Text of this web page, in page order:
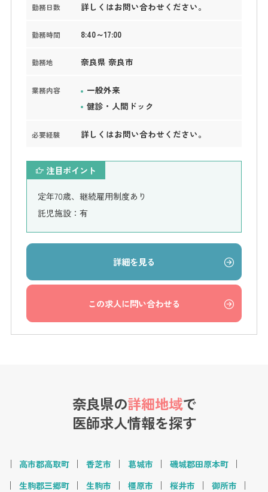
勤務日数 詳しくはお問い合わせください。
勤務時間 8:40～17:00
勤務地 奈良県 奈良市
業務内容
一般外来
健診・人間ドック
必要経験 詳しくはお問い合わせください。
注目ポイント
定年70歳、継続雇用制度あり
託児施設：有
詳細を見る
この求人に問い合わせる
奈良県の詳細地域で
医師求人情報を探す
高市郡高取町 香芝市 葛城市
磯城郡田原本町
生駒郡三郷町
生駒市 橿原市 桜井市
御所市